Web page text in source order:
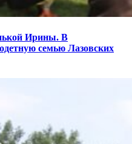
Ирины. В
семью Лазовских